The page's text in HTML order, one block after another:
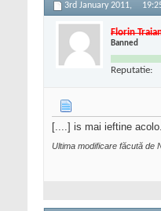
3rd January 2011,
Florin
Banned
Reputatie:
[....] is mai ieftine acolo.
Ultima modificare făcută de